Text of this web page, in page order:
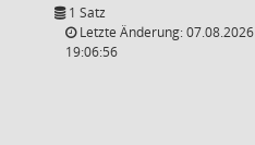
1 Satz
Letzte Änderung: 07.08.2026
19:06:56